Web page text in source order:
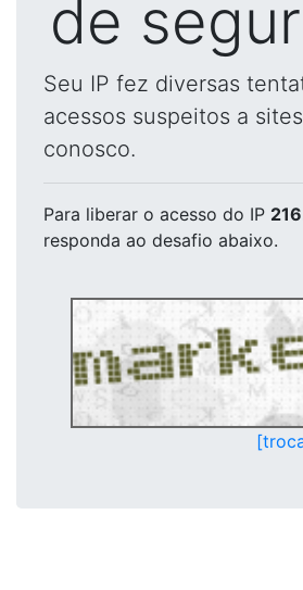
de
Seu IP fez diversas
acessos suspeitos a
conosco.
Para liberar o acesso do IP
responda ao desafio abaixo.